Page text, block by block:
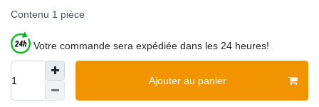
Contenu 1 pièce
Votre commande sera expédiée dans les 24 heures!
Ajouter au panier